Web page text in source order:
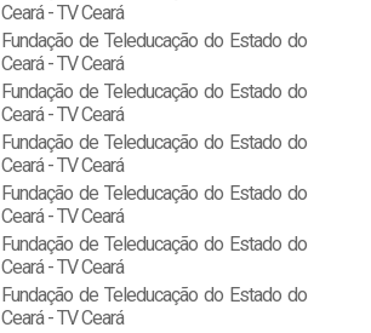
Ceará - TV Ceará
Fundação de Teleducação do Estado do
Ceará - TV Ceará
Fundação de Teleducação do Estado do
Ceará - TV Ceará
Fundação de Teleducação do Estado do
Ceará - TV Ceará
Fundação de Teleducação do Estado do
Ceará - TV Ceará
Fundação de Teleducação do Estado do
Ceará - TV Ceará
Fundação de Teleducação do Estado do
Ceará - TV Ceará